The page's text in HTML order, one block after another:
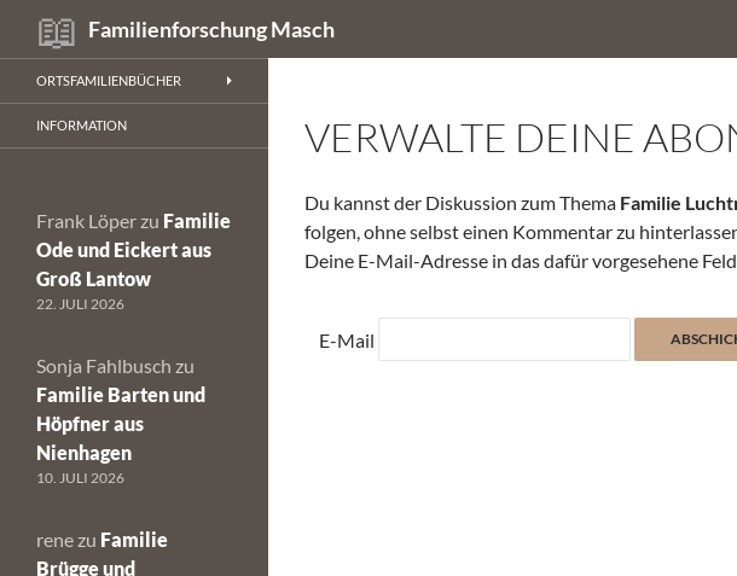
Inhalt
springen
Familienforschung Masch
Suchen
VERWALTE DEINE
Du kannst der Diskussion zum Thema Familie
folgen, ohne selbst einen Kommentar zu
Deine E-Mail-Adresse in das dafür vorgesehene
E-Mail
ORTSFAMILIENBÜCHER
INFORMATION
Frank Löper zu Familie
Ode und Eickert aus
Groß Lantow
22. JULI 2026
Sonja Fahlbusch zu
Familie Barten und
Höpfner aus
Nienhagen
10. JULI 2026
rene zu Familie
Brügge und